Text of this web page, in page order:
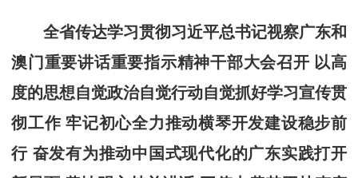
全省传达学习贯彻习近平总书记视察广东和
澳门重要讲话重要指示精神干部大会召开 以高
度的思想自觉政治自觉行动自觉抓好学习宣传贯
彻工作 牢记初心全力推动横琴开发建设稳步前
行 奋发有为推动中国式现代化的广东实践打开